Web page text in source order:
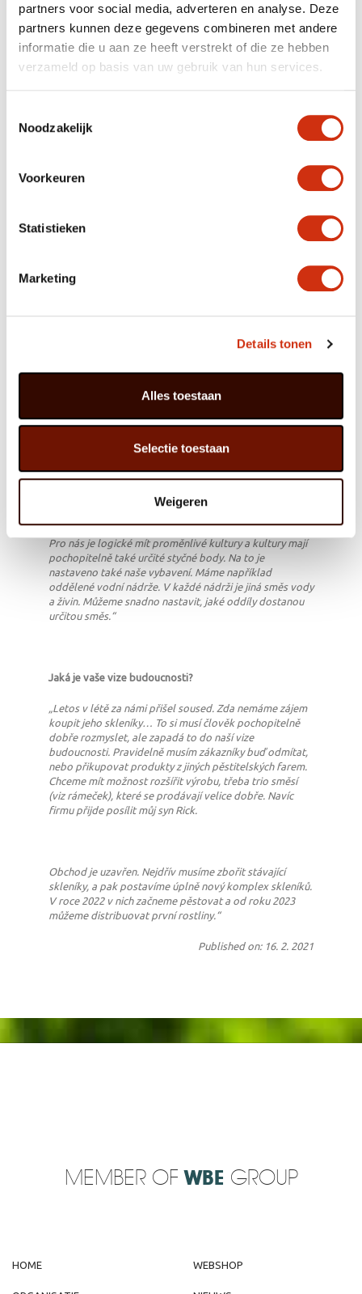
partners voor social media, adverteren en analyse. Deze
partners kunnen deze gegevens combineren met andere
informatie die u aan ze heeft verstrekt of die ze hebben
verzameld op basis van uw gebruik van hun services.
Noodzakelijk
Voorkeuren
Statistieken
Marketing
Details tonen
Alles toestaan
Selectie toestaan
Weigeren
chvíli jsme mohli všechny naše stávající pěstební plány
hodit do koše. Ale s velkým nasazením se nám nakonec
podařilo věci rozhýbat. Ten kontejner jsme nakonec ani
nenaplnili, díky bohu. V zemích, kde se směla otevřít
zahradní centra, jsme prodávali víc než kdy jindy.
pěstitel stojí před řadou výzev a rizik, ale naštěstí
soustředím na celkové záležitosti a prodej. Nedělá mi
problémy úkoly delegovat a pustit je z rukou. A máme
25 let.
Vzhledem k tomu, že nám firma dělá velkou radost, tak
dní v týdnu. Moje žena pochází také z pěstitelské rodiny,
Máte velmi široký sortiment, jak zvládáte tolik
„Máme dlouhou tradici pěstování sezónních produktů.
Pro nás je logické mít proměnlivé kultury a kultury mají
pochopitelně také určité styčné body. Na to je
nastaveno také naše vybavení. Máme například
oddělené vodní nádrže. V každé nádrži je jiná směs vody
a živin. Můžeme snadno nastavit, jaké oddíly dostanou
určitou směs.“
Jaká je vaše vize budoucnosti?
„Letos v létě za námi přišel soused. Zda nemáme zájem
koupit jeho skleníky… To si musí člověk pochopitelně
dobře rozmyslet, ale zapadá to do naší vize
budoucnosti. Pravidelně musím zákazníky buď odmítat,
nebo přikupovat produkty z jiných pěstitelských farem.
Chceme mít možnost rozšířit výrobu, třeba trio směsí
(viz rámeček), které se prodávají velice dobře. Navíc
firmu přijde posílit můj syn Rick.
Obchod je uzavřen. Nejdřív musíme zbořit stávající
skleníky, a pak postavíme úplně nový komplex skleníků.
V roce 2022 v nich začneme pěstovat a od roku 2023
můžeme distribuovat první rostliny.“
Published on: 16. 2. 2021
MEMBER OF WBE GROUP
HOME WEBSHOP